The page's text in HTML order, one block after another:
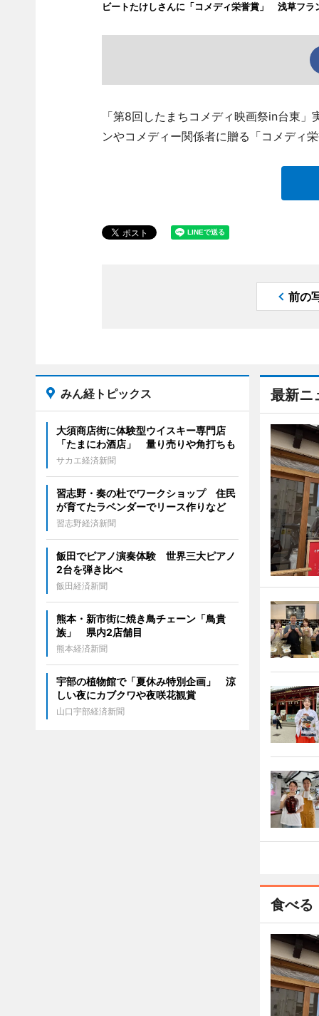
ビートたけしさんに「コメディ栄誉賞」 浅草フラ
「第8回したまちコメディ映画祭in台東
ンやコメディー関係者に贈る「コメディ
前の
最新ニ
食べる
みん経トピックス
大須商店街に体験型ウイスキー専門店
「たまにわ酒店」 量り売りや角打ちも
サカエ経済新聞
習志野・奏の杜でワークショップ 住民
が育てたラベンダーでリース作りなど
習志野経済新聞
飯田でピアノ演奏体験 世界三大ピアノ
2台を弾き比べ
飯田経済新聞
熊本・新市街に焼き鳥チェーン「鳥貴
族」 県内2店舗目
熊本経済新聞
宇部の植物館で「夏休み特別企画」 涼
しい夜にカブクワや夜咲花観賞
山口宇部経済新聞